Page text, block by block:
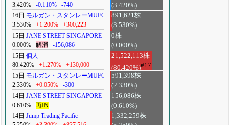
3.420%
-0.110% -740
(3.420%)
16日 モルガン・スタンレーMUFG
3.530%
+1.200% +300,223
891,621株
(3.530%)
15日 JANE STREET SINGAPORE
0.000%
解消 -156,086
0株
(0.000%)
15日 個人
80.420%
+1.270% +130,000
21,522,113株
(80.420%)#17
15日 モルガン・スタンレーMUFG
2.330%
+0.050% -300
591,398株
(2.330%)
14日 JANE STREET SINGAPORE
0.610%
再IN
156,086株
(0.610%)
14日 Jump Trading Pacific
1,332,259株